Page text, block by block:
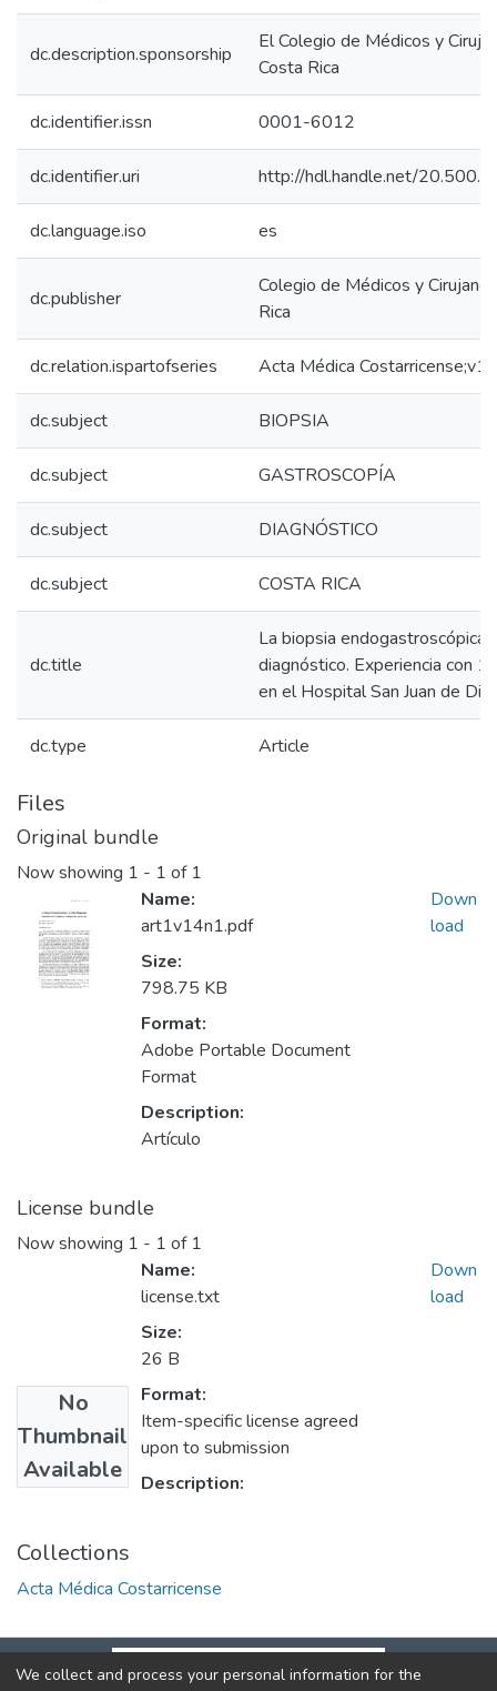
dc.description.sponsorship
El Colegio de Médicos y
Costa Rica
dc.identifier.issn 0001-6012
dc.identifier.uri http://hdl.handle.net/
dc.language.iso es
dc.publisher
Colegio de Médicos y
Rica
dc.relation.ispartofseries Acta Médica
dc.subject BIOPSIA
dc.subject GASTROSCOPÍA
dc.subject DIAGNÓSTICO
dc.subject COSTA RICA
dc.title
La biopsia endogastroscópica.
diagnóstico. Experiencia con
en el Hospital San Juan de
dc.type Article
Files
Original bundle
Now showing 1 - 1 of 1
Name:
art1v14n1.pdf
Size:
798.75 KB
Format:
Adobe Portable Document
Format
Description:
Artículo
Down
load
License bundle
Now showing 1 - 1 of 1
No
Thumbnail
Available
Name:
license.txt
Size:
26 B
Format:
Item-specific license agreed
upon to submission
Description:
Down
load
Collections
Acta Médica Costarricense
We collect and process your personal information for the